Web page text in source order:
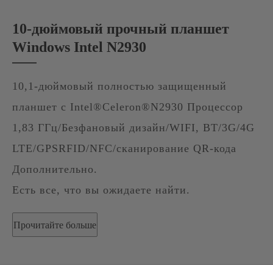
10-дюймовый прочный планшет
Windows Intel N2930
10,1-дюймовый полностью защищенный
планшет с Intel®Celeron®N2930 Процессор
1,83 ГГц/Безфановый дизайн/WIFI, BT/3G/4G
LTE/GPSRFID/NFC/сканирование QR-кода
Дополнительно.
Есть все, что вы ожидаете найти.
Прочитайте больше